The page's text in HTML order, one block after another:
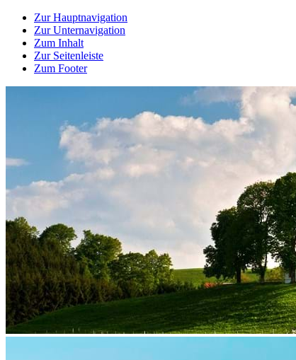
Zur Hauptnavigation
Zur Unternavigation
Zum Inhalt
Zur Seitenleiste
Zum Footer